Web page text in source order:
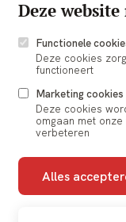
Deze
Functionele
Deze cookies
functioneert
Marketing cookies
Deze cookies
omgaan met
verbeteren
Alles